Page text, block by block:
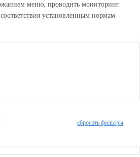
меню, проводить мониторинг
установленным нормам
сбросить фильтры